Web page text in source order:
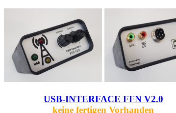
USB-INTERFACE FFN V2.0
keine fertigen Vorhanden